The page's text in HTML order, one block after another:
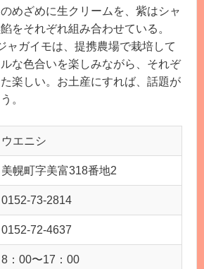
めざめに生クリームを、紫はシャ
をそれぞれ組み合わせている。
ャガイモは、提携農場で栽培して
な色合いを楽しみながら、それぞ
楽しい。お土産にすれば、話題が
。
ウエニシ
美幌町字美富318番地2
0152-73-2814
0152-72-4637
8：00〜17：00